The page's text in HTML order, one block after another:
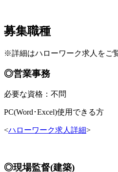
募集職種
※詳細はハローワーク求人をご
◎営業事務
必要な資格：不問
PC(Word･Excel)使用できる方
<ハローワーク求人詳細>
◎現場監督(建築)